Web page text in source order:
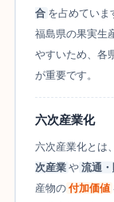
合 を占めていま
福島県の果実生
やすいため、各
が重要です。
六次産業化
六次産業化とは
次産業 や 流通
産物の 付加価値